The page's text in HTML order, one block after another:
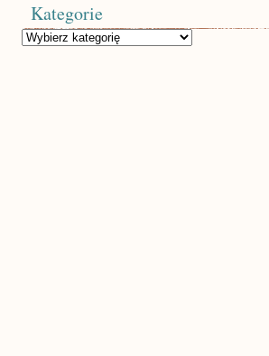
Kategorie
Kategorie